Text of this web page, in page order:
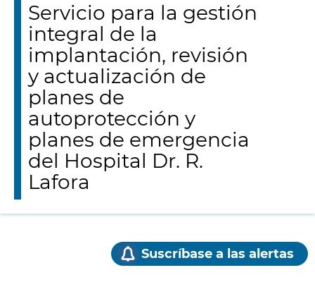
Servicio para la gestión
integral de la
implantación, revisión
y actualización de
planes de
autoprotección y
planes de emergencia
del Hospital Dr. R.
Lafora
Suscríbase a las alertas